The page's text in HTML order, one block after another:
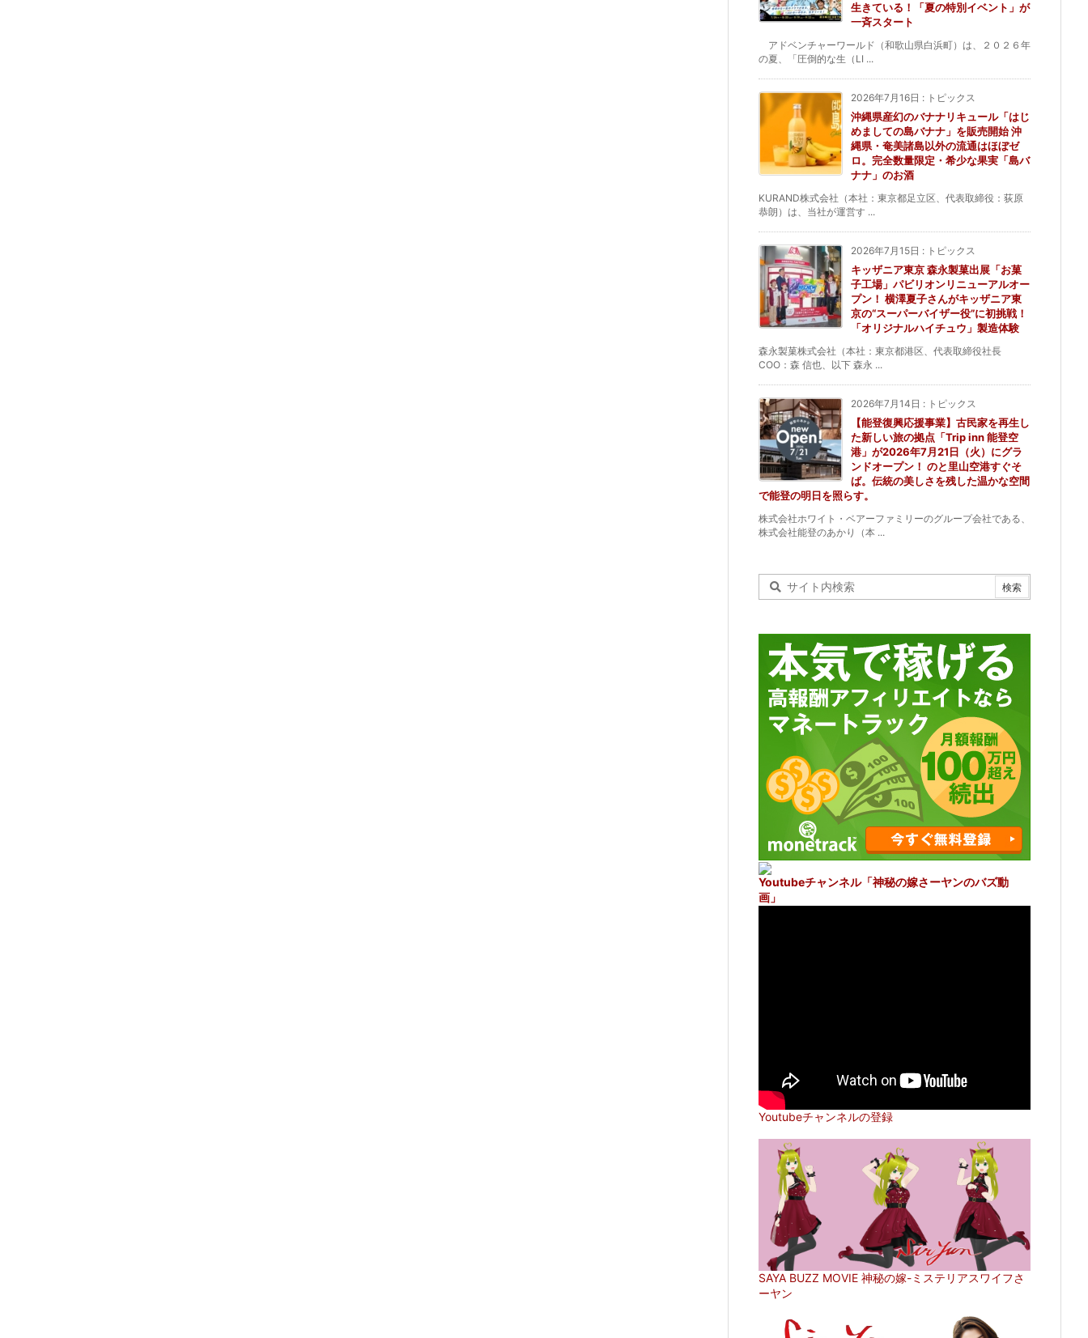
生きている！「夏の特別イベント」が
一斉スタート
アドベンチャーワールド（和歌山県白浜町）は、２０２６年
の夏、「圧倒的な生（LI ...
2026年7月16日 : トピックス
沖縄県産幻のバナナリキュール「はじ
めましての島バナナ」を販売開始 沖
縄県・奄美諸島以外の流通はほぼゼ
ロ。完全数量限定・希少な果実「島バ
ナナ」のお酒
KURAND株式会社（本社：東京都足立区、代表取締役：荻原
恭朗）は、当社が運営す ...
2026年7月15日 : トピックス
キッザニア東京 森永製菓出展「お菓
子工場」パビリオンリニューアルオー
プン！ 横澤夏子さんがキッザニア東
京の“スーパーバイザー役”に初挑戦！
「オリジナルハイチュウ」製造体験
森永製菓株式会社（本社：東京都港区、代表取締役社長
COO：森 信也、以下 森永 ...
2026年7月14日 : トピックス
【能登復興応援事業】古民家を再生し
た新しい旅の拠点「Trip inn 能登空
港」が2026年7月21日（火）にグラ
ンドオープン！ のと里山空港すぐそ
ば。伝統の美しさを残した温かな空間
で能登の明日を照らす。
株式会社ホワイト・ベアーファミリーのグループ会社である、
株式会社能登のあかり（本 ...
Youtubeチャンネル「神秘の嫁さーヤンのバズ動
画」
Youtubeチャンネルの登録
SAYA BUZZ MOVIE 神秘の嫁-ミステリアスワイフさ
ーヤン